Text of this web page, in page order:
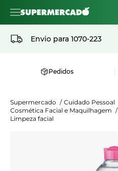
Envio para 1070-223
Pedidos
Supermercado / Cuidado Pessoal
Cosmética Facial e Maquilhagem /
Limpeza facial